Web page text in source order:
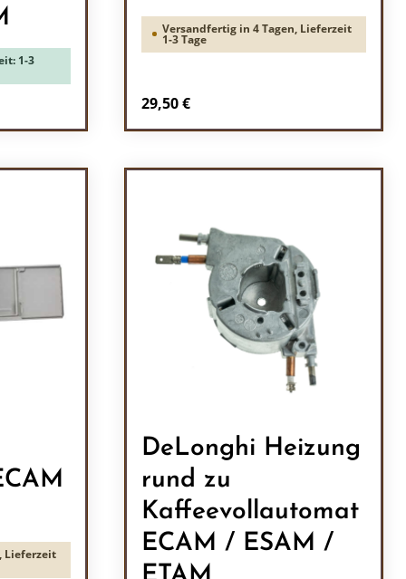
1-3
Versandfertig in 4 Tagen, Lieferzeit
1-3 Tage
Regulärer Preis:
29,50 €
Lieferzeit
DeLonghi Heizung
rund zu
Kaffeevollautomat
ECAM / ESAM /